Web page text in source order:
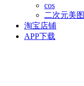
cos
二次元美图
淘宝店铺
APP下载